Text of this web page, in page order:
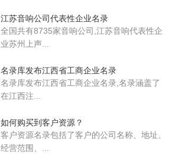
江苏音响公司代表性企业名录
全国共有8735家音响公司,江苏音响代表性企
业苏州上声...
名录库发布江西省工商企业名录
名录库​发布江西省工商企业名录,名录涵盖了
在江西注...
如何购买到客户资源？
客户资源名录包括了客户的公司名称、地址、
经营范围、...